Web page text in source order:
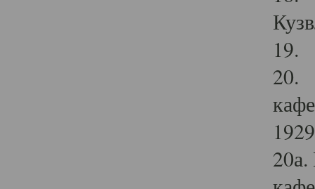
19.
20.